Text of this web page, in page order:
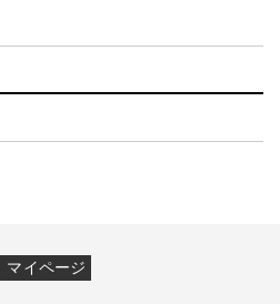
マイページ